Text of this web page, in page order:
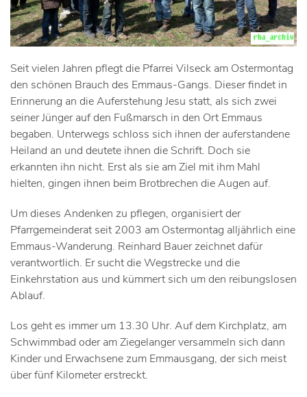
Seit vielen Jahren pflegt die Pfarrei Vilseck am Ostermontag
den schönen Brauch des Emmaus-Gangs. Dieser findet in
Erinnerung an die Auferstehung Jesu statt, als sich zwei
seiner Jünger auf den Fußmarsch in den Ort Emmaus
begaben. Unterwegs schloss sich ihnen der auferstandene
Heiland an und deutete ihnen die Schrift. Doch sie
erkannten ihn nicht. Erst als sie am Ziel mit ihm Mahl
hielten, gingen ihnen beim Brotbrechen die Augen auf.
Um dieses Andenken zu pflegen, organisiert der
Pfarrgemeinderat seit 2003 am Ostermontag alljährlich eine
Emmaus-Wanderung. Reinhard Bauer zeichnet dafür
verantwortlich. Er sucht die Wegstrecke und die
Einkehrstation aus und kümmert sich um den reibungslosen
Ablauf.
Los geht es immer um 13.30 Uhr. Auf dem Kirchplatz, am
Schwimmbad oder am Ziegelanger versammeln sich dann
Kinder und Erwachsene zum Emmausgang, der sich meist
über fünf Kilometer erstreckt.